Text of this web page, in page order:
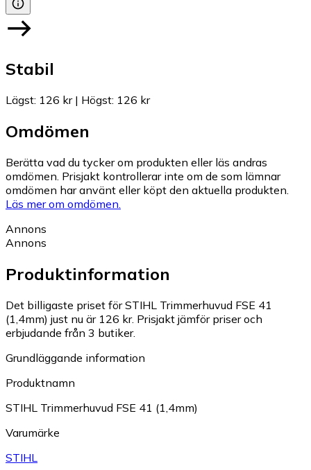
Stabil
Lägst: 126 kr| Högst: 126 kr
Omdömen
Berätta vad du tycker om produkten eller läs andras
omdömen. Prisjakt kontrollerar inte om de som lämnar
omdömen har använt eller köpt den aktuella produkten.
Läs mer om omdömen.
Annons
Annons
Produktinformation
Det billigaste priset för STIHL Trimmerhuvud FSE 41
(1,4mm) just nu är 126 kr. Prisjakt jämför priser och
erbjudande från 3 butiker.
Grundläggande information
Produktnamn
STIHL Trimmerhuvud FSE 41 (1,4mm)
Varumärke
STIHL